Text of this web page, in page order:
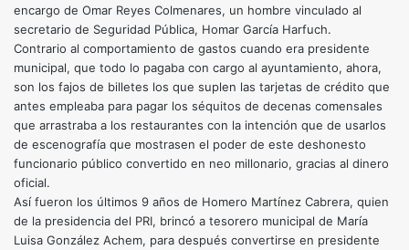
encargo de Omar Reyes Colmenares, un hombre vinculado al
secretario de Seguridad Pública, Homar García Harfuch.
Contrario al comportamiento de gastos cuando era presidente
municipal, que todo lo pagaba con cargo al ayuntamiento, ahora,
son los fajos de billetes los que suplen las tarjetas de crédito que
antes empleaba para pagar los séquitos de decenas comensales
que arrastraba a los restaurantes con la intención que de usarlos
de escenografía que mostrasen el poder de este deshonesto
funcionario público convertido en neo millonario, gracias al dinero
oficial.
Así fueron los últimos 9 años de Homero Martínez Cabrera, quien
de la presidencia del PRI, brincó a tesorero municipal de María
Luisa González Achem, para después convertirse en presidente